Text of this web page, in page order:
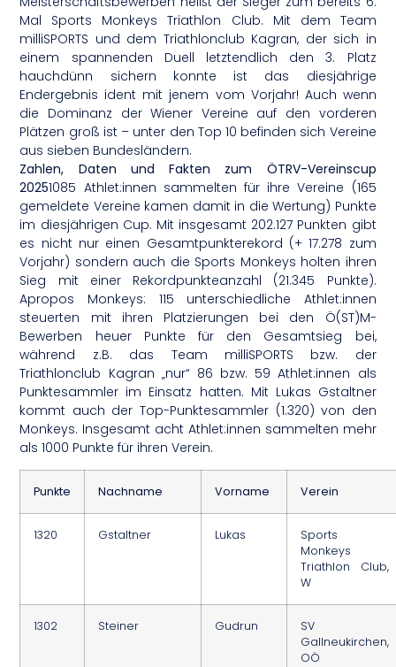
Mal Sports Monkeys Triathlon Club. Mit dem Team
milliSPORTS und dem Triathlonclub Kagran, der sich in
einem spannenden Duell letztendlich den 3. Platz
hauchdünn sichern konnte ist das diesjährige
Endergebnis ident mit jenem vom Vorjahr! Auch wenn
die Dominanz der Wiener Vereine auf den vorderen
Plätzen groß ist – unter den Top 10 befinden sich Vereine
aus sieben Bundesländern.
Zahlen, Daten und Fakten zum ÖTRV-Vereinscup
20251085 Athlet:innen sammelten für ihre Vereine (165
gemeldete Vereine kamen damit in die Wertung) Punkte
im diesjährigen Cup. Mit insgesamt 202.127 Punkten gibt
es nicht nur einen Gesamtpunkterekord (+ 17.278 zum
Vorjahr) sondern auch die Sports Monkeys holten ihren
Sieg mit einer Rekordpunkteanzahl (21.345 Punkte).
Apropos Monkeys: 115 unterschiedliche Athlet:innen
steuerten mit ihren Platzierungen bei den Ö(ST)M-
Bewerben heuer Punkte für den Gesamtsieg bei,
während z.B. das Team milliSPORTS bzw. der
Triathlonclub Kagran „nur“ 86 bzw. 59 Athlet:innen als
Punktesammler im Einsatz hatten. Mit Lukas Gstaltner
kommt auch der Top-Punktesammler (1.320) von den
Monkeys. Insgesamt acht Athlet:innen sammelten mehr
als 1000 Punkte für ihren Verein.
Punkte Nachname Vorname Verein
1320 Gstaltner Lukas
Sports
Monkeys
Triathlon Club,
W
1302 Steiner Gudrun
SV
Gallneukirchen,
OÖ